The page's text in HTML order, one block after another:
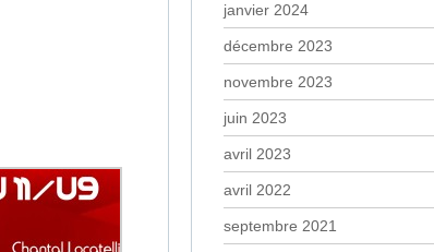
janvier 2024
décembre 2023
novembre 2023
juin 2023
avril 2023
avril 2022
septembre 2021